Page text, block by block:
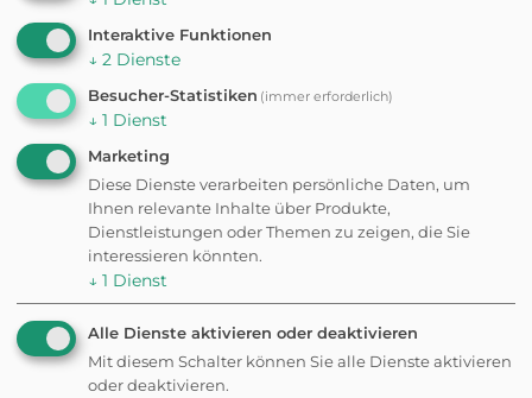
WuffsWorld App
Gratis
Schenke deiner Fellnase das beste Leben
2.000+ Orte entdecken
Belohnungen sammeln
Tägliche Herausforderungen
Interaktive Funktionen
↓ 2 Dienste
Besucher-Statistiken (immer erforderlich)
↓ 1 Dienst
Marketing
Diese Dienste verarbeiten persönliche Daten, um
Ihnen relevante Inhalte über Produkte,
Dienstleistungen oder Themen zu zeigen, die Sie
interessieren könnten.
↓ 1 Dienst
Alle Dienste aktivieren oder deaktivieren
Mit diesem Schalter können Sie alle Dienste aktivieren
oder deaktivieren.